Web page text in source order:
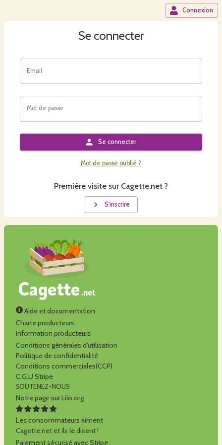
Connexion
Se connecter
Email
Mot de passe
Se connecter
Mot de passe oublié ?
Première visite sur Cagette.net ?
S'inscrire
Aide et documentation
Charte producteurs
Information producteurs
Conditions générales d'utilisation
Politique de confidentialité
Conditions commerciales(CCP)
C.G.U Stripe
SOUTENEZ-NOUS
Notre page sur Lilo.org
Les consommateurs aiment
Cagette.net et ils le disent !
Paiement sécurisé avec Stripe